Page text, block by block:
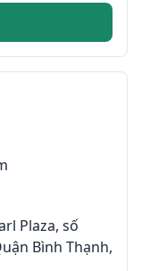
Plaza, số
Bình Thạnh,